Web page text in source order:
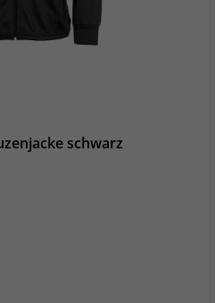
schwarz